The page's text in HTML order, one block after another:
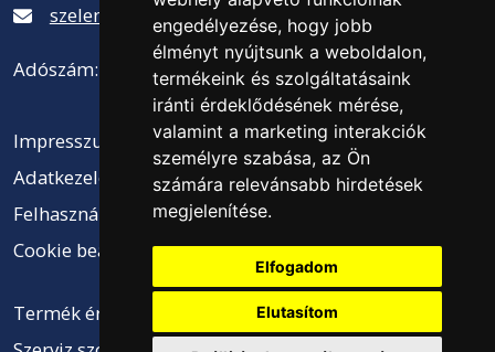
engedélyezése, hogy jobb
élményt nyújtsunk a weboldalon,
termékeink és szolgáltatásaink
iránti érdeklődésének mérése,
valamint a marketing interakciók
személyre szabása, az Ön
számára relevánsabb hirdetések
megjelenítése.
Elfogadom
Elutasítom
szelence@szelencekft.hu
Adószám: 12141300-2-13
Impresszum
Adatkezelési tájékoztató
Felhasználási feltételek
Cookie beállítások
Termék értékesítés ÁSZF